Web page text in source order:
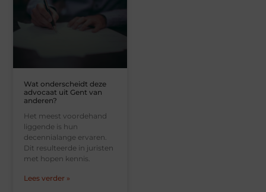
Wat onderscheidt deze
advocaat uit Gent van
anderen?
Het meest voordehand
liggende is hun
decennialange ervaren.
Dit resulteerde in juristen
met hopen kennis.
Lees verder »